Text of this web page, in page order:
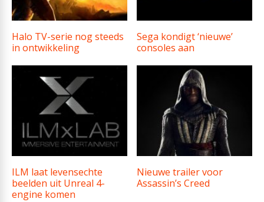
Halo TV-serie nog steeds
in ontwikkeling
Sega kondigt ‘nieuwe’
consoles aan
ILM laat levensechte
beelden uit Unreal 4-
engine komen
Nieuwe trailer voor
Assassin’s Creed